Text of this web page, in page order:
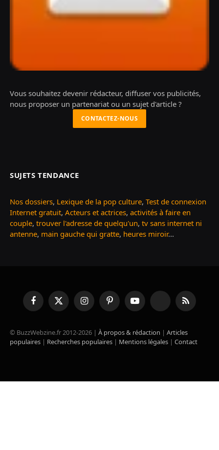
Vous souhaitez devenir rédacteur, diffuser vos publicités,
nous proposer un partenariat ou un sujet d'article ?
CONTACTEZ-NOUS
SUJETS TENDANCE
Nos dossiers, Lexique de la pop culture, Test de connexion
Internet gratuit, Acteurs et actrices, activités à faire en
couple, trouver l'adresse de quelqu'un, tv sans internet ni
antenne, main gauche qui gratte, heures miroir...
FacebookX
(Twitter)
InstagramPinterestYouTube TikTok RSS
© BuzzWebzine.fr 2012-2026 | À propos & rédaction | Articles
populaires | Recherches populaires | Mentions légales | Contact